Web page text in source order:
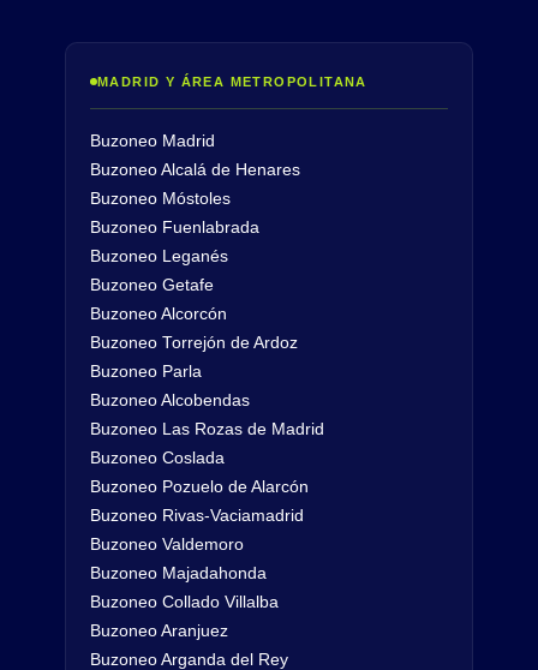
MADRID Y ÁREA METROPOLITANA
Buzoneo Madrid
Buzoneo Alcalá de Henares
Buzoneo Móstoles
Buzoneo Fuenlabrada
Buzoneo Leganés
Buzoneo Getafe
Buzoneo Alcorcón
Buzoneo Torrejón de Ardoz
Buzoneo Parla
Buzoneo Alcobendas
Buzoneo Las Rozas de Madrid
Buzoneo Coslada
Buzoneo Pozuelo de Alarcón
Buzoneo Rivas-Vaciamadrid
Buzoneo Valdemoro
Buzoneo Majadahonda
Buzoneo Collado Villalba
Buzoneo Aranjuez
Buzoneo Arganda del Rey